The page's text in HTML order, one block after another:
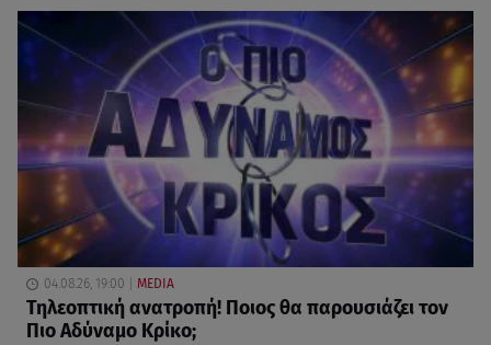
04.08.26, 19:00 MEDIA
Τηλεοπτική ανατροπή! Ποιος θα παρουσιάζει τον
Πιο Αδύναμο Κρίκο;